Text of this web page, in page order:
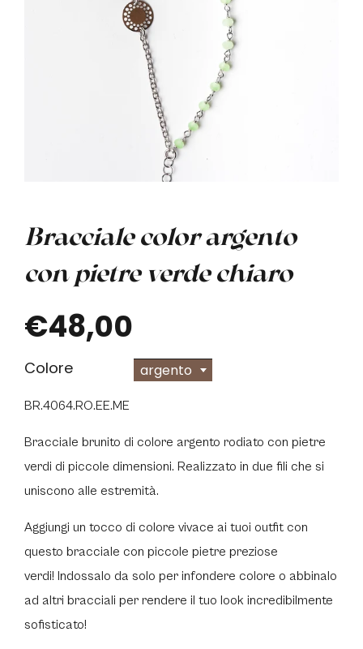
Bracciale color argento
con pietre verde chiaro
€48,00
Colore argento
BR.4064.RO.EE.ME
Bracciale brunito di colore argento rodiato con pietre
verdi di piccole dimensioni. Realizzato in due fili che si
uniscono alle estremità.
Aggiungi un tocco di colore vivace ai tuoi outfit con
questo bracciale con piccole pietre preziose
verdi! Indossalo da solo per infondere colore o abbinalo
ad altri bracciali per rendere il tuo look incredibilmente
sofisticato!